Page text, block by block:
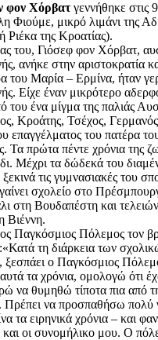
φον Χόρβατγεννήθηκε στις
Φιούμε, μικρό λιμάνι της
Ριέκα της Κροατίας).
του, Γιόσεφ φον Χόρβατ,
ανήκε στην αριστοκρατία
του Μαρία – Ερμίνα, ήταν
Είχε έναν μικρότερο
του ένα μίγμα της παλιάς
Κροάτης, Τσέχος,
επαγγέλματος του πατέρα
Τα πρώτα πέντε χρόνια της
Μέχρι τα δώδεκά του
τις γυμνασιακές του
σχολείο στο
στη Βουδαπέστη και
Βιέννη.
Παγκόσμιος Πόλεμος τον
τη διάρκεια των
ο Παγκόσμιος
τα χρόνια, ομολογώ ότι
να θυμηθώ τίποτα πια από
Πρέπει να προσπαθήσω πολύ
τα ειρηνικά χρόνια – και
οι συνομήλικο μου. Ο